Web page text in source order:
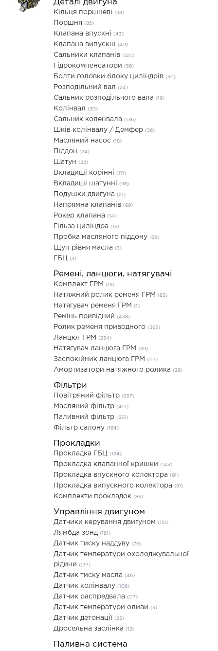
Деталі двигуна
Кільця поршневі (98)
Поршня (85)
Клапана впускні (43)
Клапана випускні (49)
Сальники клапанів (124)
Гідрокомпенсатори (56)
Болти головки блоку циліндрів (50)
Розподільний вал (24)
Сальник розподільчого вала (16)
Колінвал (30)
Сальник коленвала (136)
Шків колінвалу / Демфер (36)
Масляний насос (18)
Піддон (24)
Шатун (22)
Вкладиші корінні (111)
Вкладиші шатунні (98)
Подушки двигуна (21)
Напрямна клапанів (69)
Рокер клапана (14)
Гільза циліндра (16)
Пробка масляного піддону (69)
Щуп рівня масла (3)
ГБЦ (3)
Ремені, ланцюги, натягувачі
Комплект ГРМ (19)
Натяжний ролик ременя ГРМ (83)
Натягувач ременя ГРМ (1)
Ремінь привідний (438)
Ролик ременя приводного (363)
Ланцюг ГРМ (234)
Натягувач ланцюга ГРМ (39)
Заспокійник ланцюга ГРМ (117)
Амортизатори натяжного ролика (26)
Фільтри
Повітряний фільтр (297)
Масляний фільтр (417)
Паливний фільтр (351)
Фільтр салону (164)
Прокладки
Прокладка ГБЦ (194)
Прокладка клапанної кришки (143)
Прокладка впускного колектора (91)
Прокладка випускного колектора (91)
Комплекти прокладок (83)
Управління двигуном
Датчики керування двигуном (151)
Лямбда зонд (181)
Датчик тиску наддуву (76)
Датчик температури охолоджувальної
рідини (137)
Датчик тиску масла (46)
Датчик колінвалу (106)
Датчик распредвала (117)
Датчик температури оливи (3)
Датчик детонації (25)
Дросельна заслінка (12)
Паливна система